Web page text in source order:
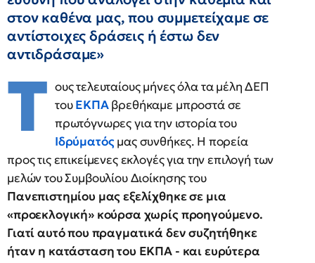
στον καθένα μας, που συμμετείχαμε σε
αντίστοιχες δράσεις ή έστω δεν
αντιδράσαμε»
Τ ους τελευταίους μήνες όλα τα μέλη ΔΕΠ
τουΕΚΠΑβρεθήκαμε μπροστά σε
πρωτόγνωρες για την ιστορία του
Ιδρύματόςμας συνθήκες. Η πορεία
προς τις επικείμενες εκλογές για την επιλογή των
μελών του Συμβουλίου Διοίκησης του
Πανεπιστημίου μας εξελίχθηκε σε μια
«προεκλογική» κούρσα χωρίς προηγούμενο.
Γιατί αυτό που πραγματικά δεν συζητήθηκε
ήταν η κατάσταση του ΕΚΠΑ - και ευρύτερα